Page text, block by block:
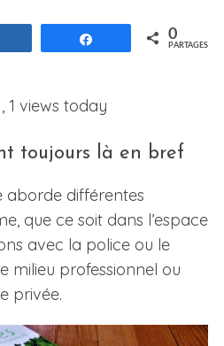
Partagez 0
PARTAGES
, 1 views today
toujours là en bref
aborde différentes
que ce soit dans l’espace
avec la police ou le
milieu professionnel ou
privée.